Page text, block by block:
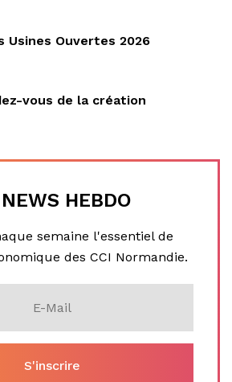
Usines Ouvertes 2026
vous de la création
HEBDO
semaine l'essentiel de
des CCI Normandie.